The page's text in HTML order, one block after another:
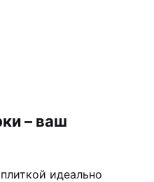
– ваш
идеально